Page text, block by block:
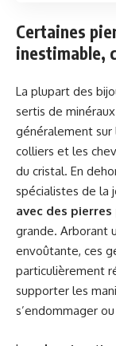
Certaines
inestimable,
La plupart des
sertis de
généralement sur
colliers et les
du cristal. En
spécialistes de la
avec des pierres
grande. Arborant
envoûtante, ces
particulièrement
supporter les
s’endommager